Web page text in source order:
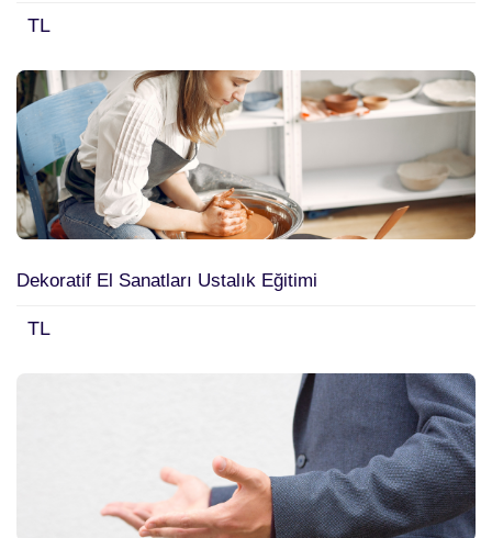
TL
Dekoratif El Sanatları Ustalık Eğitimi
TL